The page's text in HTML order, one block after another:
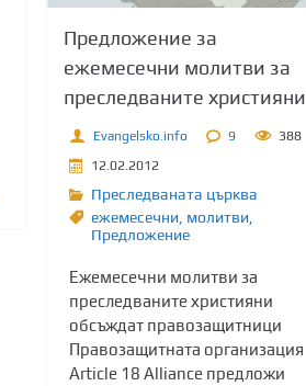
Предложение за
ежемесечни молитви за
преследваните християни
Evangelsko.info 9
388
12.02.2012
Преследваната църква
ежемесечни, молитви,
Предложение
Ежемесечни молитви за
преследваните християни
обсъждат правозащитници
Правозащитната организация
Article 18 Alliance предложи